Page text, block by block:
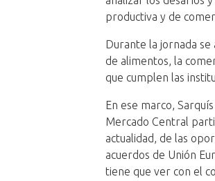
productiva y de
Durante la jornada se
de alimentos, la
que cumplen las
En ese marco,
Mercado Central
actualidad, de las
acuerdos de Unión
tiene que ver con el